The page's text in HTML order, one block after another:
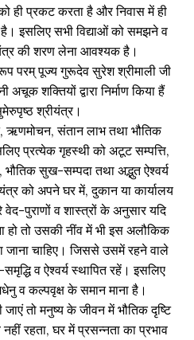
ही प्रकट करता है और निवास में ही
इसलिए सभी विद्याओं को समझने व
की शरण लेना आवश्यक है।
परम् पूज्य गुरूदेव सुरेश श्रीमाली जी
शक्तियों द्वारा निर्माण किया हैं
श्रीयंत्र।
ऋणमोचन, संतान लाभ तथा भौतिक
प्रत्येक गृहस्थी को अटूट सम्पत्ति,
भौतिक सुख-सम्पदा तथा अद्भुत ऐश्वर्य
को अपने घर में, दुकान या कार्यालय
वेद-पुराणों व शास्त्रों के अनुसार यदि
हो तो उसकी नींव में भी इस अलौकिक
जाना चाहिए। जिससे उसमें रहने वाले
व ऐश्वर्य स्थापित रहें। इसलिए
व कल्पवृक्ष के समान माना है।
तो मनुष्य के जीवन में भौतिक दृष्टि
रहता, घर में प्रसन्नता का प्रभाव